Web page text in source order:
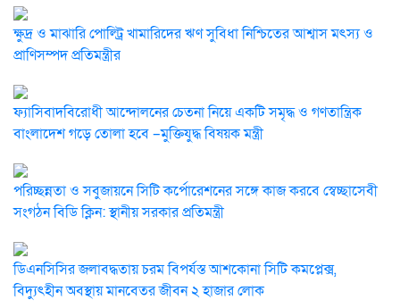
ক্ষুদ্র ও মাঝারি পোল্ট্রি খামারিদের ঋণ সুবিধা নিশ্চিতের আশ্বাস মৎস্য ও
প্রাণিসম্পদ প্রতিমন্ত্রীর
ফ্যাসিবাদবিরোধী আন্দোলনের চেতনা নিয়ে একটি সমৃদ্ধ ও গণতান্ত্রিক
বাংলাদেশ গড়ে তোলা হবে –মুক্তিযুদ্ধ বিষয়ক মন্ত্রী
পরিচ্ছন্নতা ও সবুজায়নে সিটি কর্পোরেশনের সঙ্গে কাজ করবে স্বেচ্ছাসেবী
সংগঠন বিডি ক্লিন: স্থানীয় সরকার প্রতিমন্ত্রী
ডিএনসিসির জলাবদ্ধতায় চরম বিপর্যস্ত আশকোনা সিটি কমপ্লেক্স,
বিদ্যুৎহীন অবস্থায় মানবেতর জীবন ২ হাজার লোক